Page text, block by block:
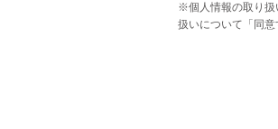
※個人情報の取り扱
扱いについて「同意